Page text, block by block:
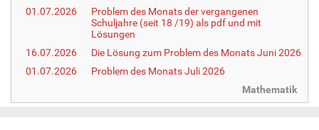
:
01.07.2026
Problem des Monats der vergangenen
Schuljahre (seit 18 /19) als pdf und mit
Lösungen
16.07.2026
Die Lösung zum Problem des Monats Juni 2026
01.07.2026
Problem des Monats Juli 2026
Mathematik